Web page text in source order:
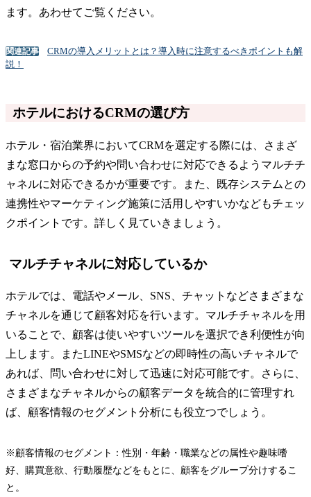
ます。あわせてご覧ください。
関連記事
CRMの導入メリットとは？導入時に注意するべきポイントも解
説！
ホテルにおけるCRMの選び方
ホテル・宿泊業界においてCRMを選定する際には、さまざ
まな窓口からの予約や問い合わせに対応できるようマルチチ
ャネルに対応できるかが重要です。また、既存システムとの
連携性やマーケティング施策に活用しやすいかなどもチェッ
クポイントです。詳しく見ていきましょう。
マルチチャネルに対応しているか
ホテルでは、電話やメール、SNS、チャットなどさまざまな
チャネルを通じて顧客対応を行います。マルチチャネルを用
いることで、顧客は使いやすいツールを選択でき利便性が向
上します。またLINEやSMSなどの即時性の高いチャネルで
あれば、問い合わせに対して迅速に対応可能です。さらに、
さまざまなチャネルからの顧客データを統合的に管理すれ
ば、顧客情報のセグメント分析にも役立つでしょう。
※顧客情報のセグメント：性別・年齢・職業などの属性や趣味嗜
好、購買意欲、行動履歴などをもとに、顧客をグループ分けするこ
と。